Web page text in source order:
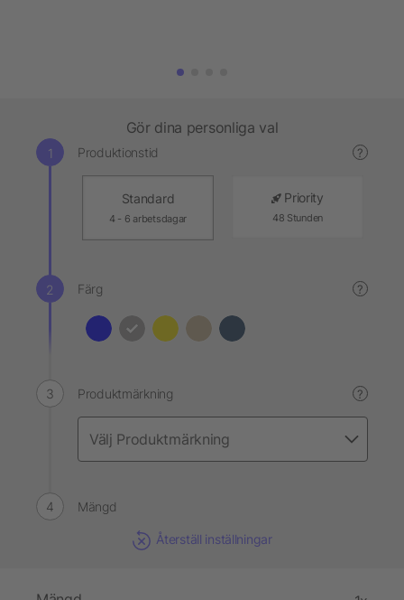
Gör dina personliga val
Produktionstid ?
Standard
4 - 6 arbetsdagar
Priority
48 Stunden
Färg ?
Produktmärkning ?
Mängd
Återställ inställningar